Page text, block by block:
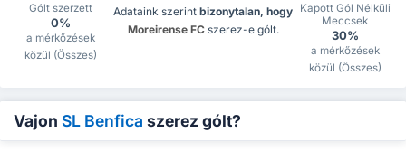
Gólt szerzett
0%
a mérkőzések
közül (Összes)
Adataink szerint bizonytalan, hogy
Moreirense FCszerez-e gólt.
Kapott Gól Nélküli
Meccsek
30%
a mérkőzések
közül (Összes)
Vajon SL Benfica szerez gólt?